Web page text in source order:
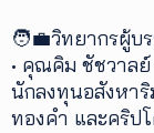
🧑‍💼วิทยากรผู้บ
• คุณคิม ชัชวาล
นักลงทุนอสังหา
ทองคำ และคริป